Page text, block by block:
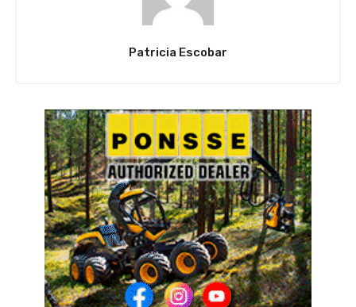
Patricia Escobar